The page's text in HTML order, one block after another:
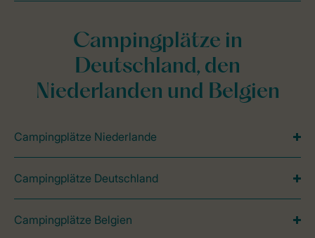
Campingplätze in
Deutschland, den
Niederlanden und Belgien
Campingplätze Niederlande
Campingplätze Deutschland
Campingplätze Belgien